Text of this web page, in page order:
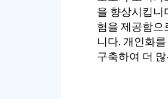
을 향상시킵니
험을 제공함으
니다. 개인화
구축하여 더